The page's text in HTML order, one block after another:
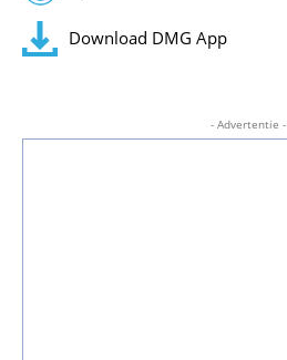
Download DMG App
- Advertentie -